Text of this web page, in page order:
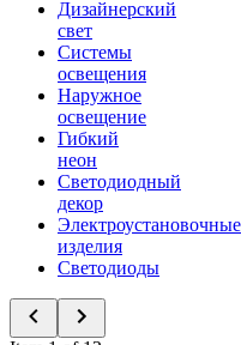
Дизайнерский
свет
Системы
освещения
Наружное
освещение
Гибкий
неон
Светодиодный
декор
Электроустановочные
изделия
Светодиоды